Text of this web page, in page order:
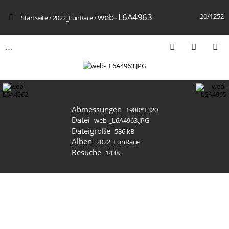
20/1252
Startseite/2022_FunRace/web- L6A4963
Abmessungen 1980*1320
Datei web-_L6A4963.JPG
Dateigröße 586 kB
Alben 2022_FunRace
Besuche 1438